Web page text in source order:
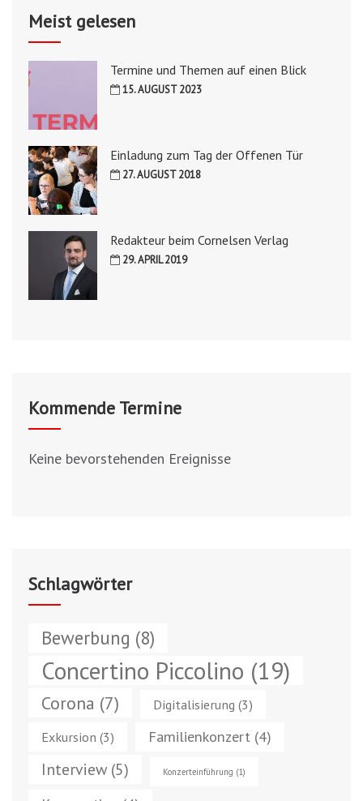
Meist gelesen
Termine und Themen auf einen Blick
15. AUGUST 2023
Einladung zum Tag der Offenen Tür
27. AUGUST 2018
Redakteur beim Cornelsen Verlag
29. APRIL 2019
Kommende Termine
Keine bevorstehenden Ereignisse
Schlagwörter
Bewerbung (8)
Concertino Piccolino (19)
Corona (7) Digitalisierung (3)
Exkursion (3) Familienkonzert (4)
Interview (5) Konzerteinführung (1)